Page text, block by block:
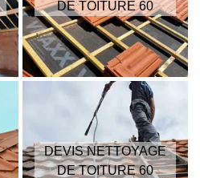
DE TOITURE 60
DEVIS NETTOYAGE
DE TOITURE 60